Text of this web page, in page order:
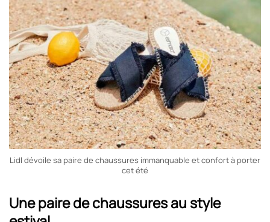
Lidl dévoile sa paire de chaussures immanquable et confort à porter
cet été
Une paire de chaussures au style